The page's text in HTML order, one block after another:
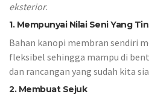
eksterior.
1. Mempunyai Nilai Seni Yang
Bahan kanopi membran sendiri
fleksibel sehingga mampu di
dan rancangan yang sudah kita
2. Membuat Sejuk